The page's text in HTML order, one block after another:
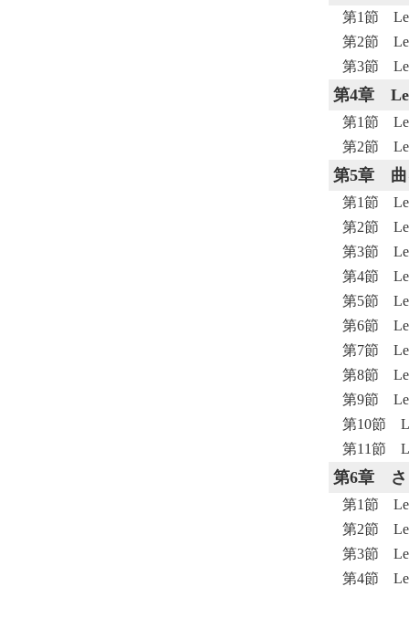
第1節
第2節
第3節
第4章
第1節
第2節
第5章
第1節
第2節
第3節
第4節
第5節
第6節
第7節
第8節
第9節
第10節
第11節
第6章
第1節
第2節
第3節
第4節